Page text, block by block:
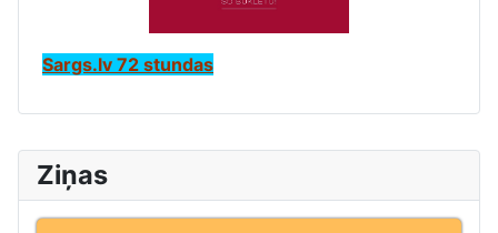
Ziņas
Sargs.lv 72 stundas